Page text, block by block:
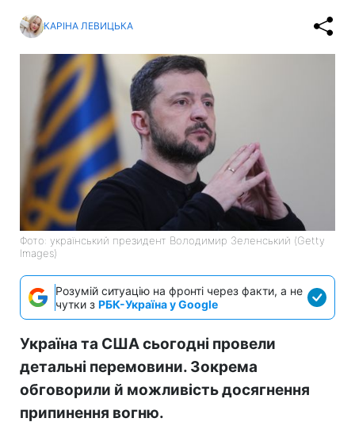
КАРІНА ЛЕВИЦЬКА
Фото: український президент Володимир Зеленський (Getty
Images)
Розумій ситуацію на фронті через факти, а не
чутки з РБК-Україна у Google
Україна та США сьогодні провели
детальні перемовини. Зокрема
обговорили й можливість досягнення
припинення вогню.